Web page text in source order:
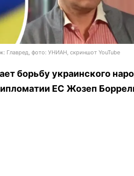
Главред, фото: УНИАН, скриншот YouTube
борьбу украинского
ЕС Жозеп